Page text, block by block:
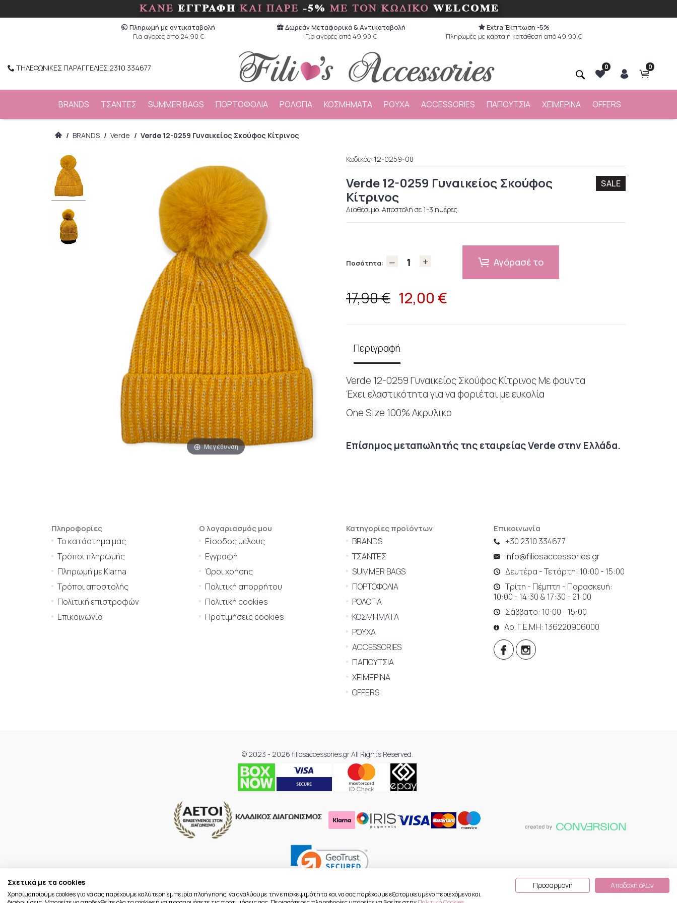
Πληρωμή με αντικαταβολή
Για αγορές από 24,90 €
Δωρεάν Μεταφορικά & Aντικαταβολή
Για αγορές από 49,90 €
Extra Έκπτωση -5%
Πληρωμές με κάρτα ή κατάθεση από 49,90 €
ΤΗΛΕΦΩΝΙΚΕΣ ΠΑΡΑΓΓΕΛΙΕΣ 2310 334677 0
0
BRANDS ΤΣΑΝΤΕΣ SUMMER BAGS ΠΟΡΤΟΦΟΛΙΑ ΡΟΛΟΓΙΑ ΚΟΣΜΗΜΑΤΑ ΡΟΥΧΑ ACCESSORIES ΠΑΠΟΥΤΣΙΑ ΧΕΙΜΕΡΙΝΑ OFFERS
/ BRANDS / Verde / Verde 12-0259 Γυναικείος Σκούφος Κίτρινος
Μεγέθυνση
Κωδικός: 12-0259-08
Verde 12-0259 Γυναικείος Σκούφος
Κίτρινος
SALE
Διαθέσιμο. Αποστολή σε 1-3 ημέρες.
Ποσότητα: Αγόρασέ το
17,90 € 12,00 €
Περιγραφή
Verde 12-0259 Γυναικείος Σκούφος Κίτρινος Με φουντα
Έχει ελαστικότητα για να φοριέται με ευκολία
One Size 100% Ακρυλικο
Επίσημος μεταπωλητής της εταιρείας Verde στην Ελλάδα.
Πληροφορίες
Το κατάστημα μας
Τρόποι πληρωμής
Πληρωμή με Klarna
Τρόποι αποστολής
Πολιτική επιστροφών
Επικοινωνία
Ο λογαριασμός μου
Είσοδος μέλους
Εγγραφή
Όροι χρήσης
Πολιτική απορρήτου
Πολιτική cookies
Προτιμήσεις cookies
Κατηγορίες προϊόντων
BRANDS
ΤΣΑΝΤΕΣ
SUMMER BAGS
ΠΟΡΤΟΦΟΛΙΑ
ΡΟΛΟΓΙΑ
ΚΟΣΜΗΜΑΤΑ
ΡΟΥΧΑ
ACCESSORIES
ΠΑΠΟΥΤΣΙΑ
ΧΕΙΜΕΡΙΝΑ
OFFERS
Επικοινωνία
+30 2310 334677
info@filiosaccessories.gr
Δευτέρα - Τετάρτη: 10:00 - 15:00
Τρίτη - Πέμπτη - Παρασκευή:
10:00 - 14:30 & 17:30 - 21:00
Σάββατο: 10:00 - 15:00
Αρ. Γ.Ε.ΜΗ: 136220906000
© 2023 - 2026 filiosaccessories.gr All Rights Reserved.
Σχετικά με τα cookies
Χρησιμοποιούμε cookies για να σας παρέχουμε καλύτερη εμπειρία πλοήγησης, να αναλύουμε την επισκεψιμότητα και να σας παρέχουμε εξατομικευμένο περιεχόμενο και
Προσαρμογή Αποδοχή όλων